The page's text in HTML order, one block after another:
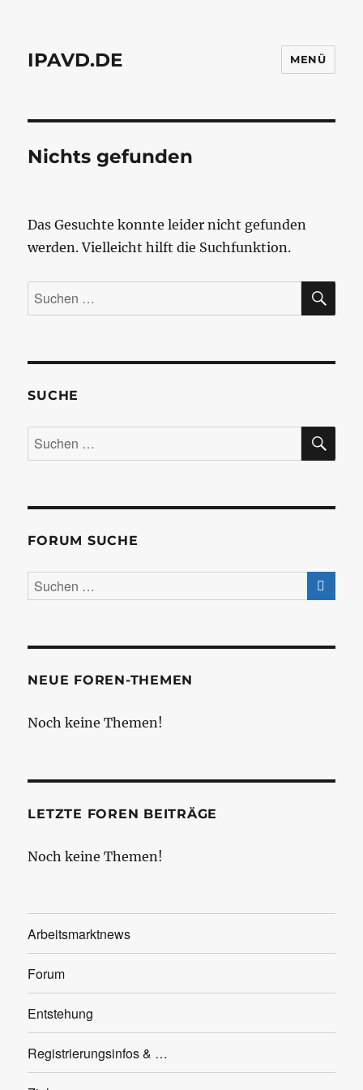
IPAVD.DE MENÜ
Nichts gefunden
Das Gesuchte konnte leider nicht gefunden
werden. Vielleicht hilft die Suchfunktion.
Suchen
nach:
SUCHE
Suchen
nach:
FORUM SUCHE
NEUE FOREN-THEMEN
Noch keine Themen!
LETZTE FOREN BEITRÄGE
Noch keine Themen!
Arbeitsmarktnews
Forum
Entstehung
Registrierungsinfos & …